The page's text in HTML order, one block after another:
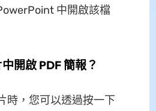
中開啟該檔
開啟 PDF 簡報？
時，您可以透過按一下